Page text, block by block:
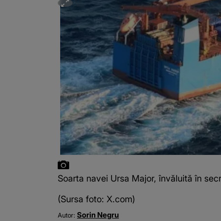
Soarta navei Ursa Major, învăluită în
(Sursa foto: X.com)
Autor: Sorin Negru